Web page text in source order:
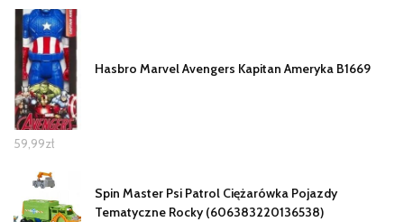
Hasbro Marvel Avengers Kapitan Ameryka B1669
59,99zł
Spin Master Psi Patrol Ciężarówka Pojazdy
Tematyczne Rocky (606383220136538)